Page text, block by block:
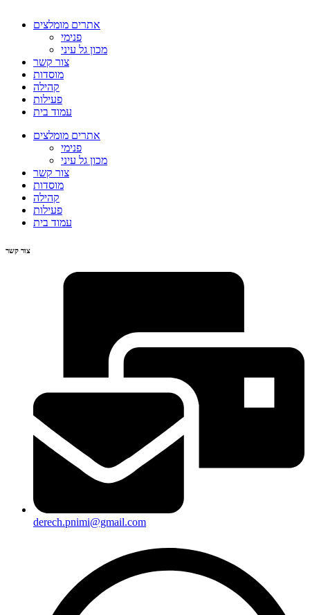
אתרים מומלצים
פנימי
מכון גל עיני
צור קשר
מוסדות
קהילה
פעילות
עמוד בית
אתרים מומלצים
פנימי
מכון גל עיני
צור קשר
מוסדות
קהילה
פעילות
עמוד בית
צור קשר
derech.pnimi@gmail.com